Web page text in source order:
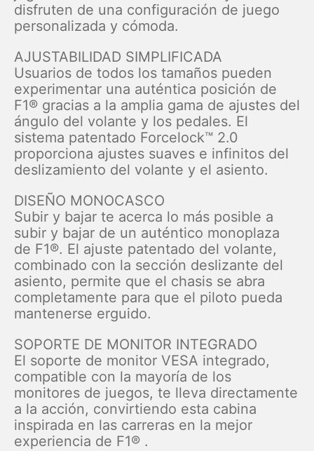
disfruten de una configuración de juego
personalizada y cómoda.
AJUSTABILIDAD SIMPLIFICADA
Usuarios de todos los tamaños pueden
experimentar una auténtica posición de
F1® gracias a la amplia gama de ajustes del
ángulo del volante y los pedales. El
sistema patentado Forcelock™ 2.0
proporciona ajustes suaves e infinitos del
deslizamiento del volante y el asiento.
DISEÑO MONOCASCO
Subir y bajar te acerca lo más posible a
subir y bajar de un auténtico monoplaza
de F1®. El ajuste patentado del volante,
combinado con la sección deslizante del
asiento, permite que el chasis se abra
completamente para que el piloto pueda
mantenerse erguido.
SOPORTE DE MONITOR INTEGRADO
El soporte de monitor VESA integrado,
compatible con la mayoría de los
monitores de juegos, te lleva directamente
a la acción, convirtiendo esta cabina
inspirada en las carreras en la mejor
experiencia de F1® .